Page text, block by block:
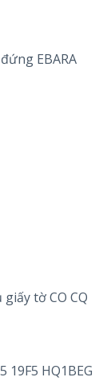
EBARA
tờ CO CQ
19F5 HQ1BEG